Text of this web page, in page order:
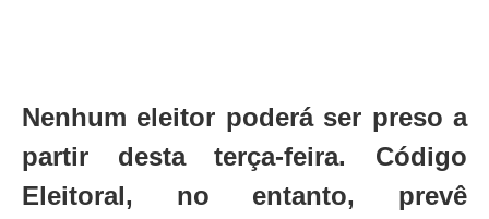
Nenhum eleitor poderá ser preso a
partir desta terça-feira. Código
Eleitoral, no entanto, prevê